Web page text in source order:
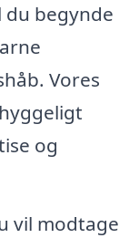
du begynde
Vores
og
vil modtage